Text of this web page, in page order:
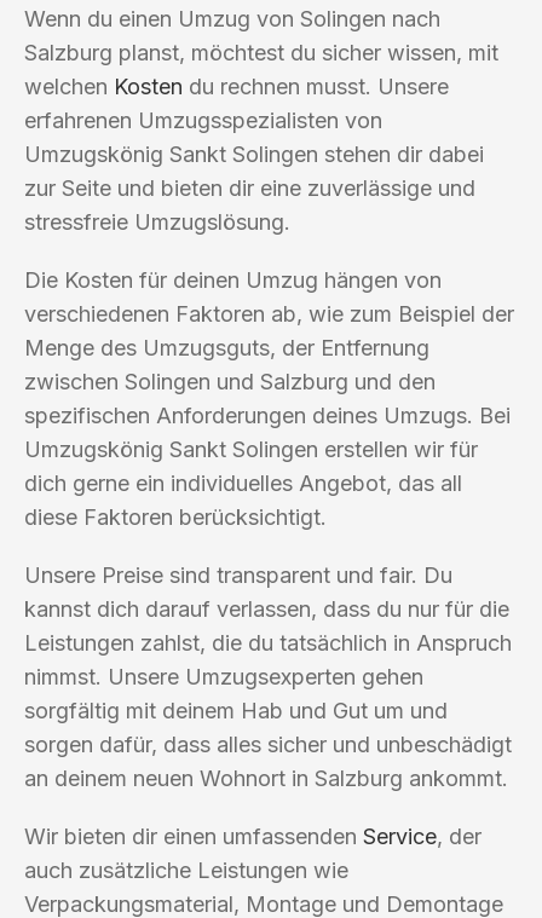
Wenn du einen Umzug von Solingen nach
Salzburg planst, möchtest du sicher wissen, mit
welchen Kosten du rechnen musst. Unsere
erfahrenen Umzugsspezialisten von
Umzugskönig Sankt Solingen stehen dir dabei
zur Seite und bieten dir eine zuverlässige und
stressfreie Umzugslösung.
Die Kosten für deinen Umzug hängen von
verschiedenen Faktoren ab, wie zum Beispiel der
Menge des Umzugsguts, der Entfernung
zwischen Solingen und Salzburg und den
spezifischen Anforderungen deines Umzugs. Bei
Umzugskönig Sankt Solingen erstellen wir für
dich gerne ein individuelles Angebot, das all
diese Faktoren berücksichtigt.
Unsere Preise sind transparent und fair. Du
kannst dich darauf verlassen, dass du nur für die
Leistungen zahlst, die du tatsächlich in Anspruch
nimmst. Unsere Umzugsexperten gehen
sorgfältig mit deinem Hab und Gut um und
sorgen dafür, dass alles sicher und unbeschädigt
an deinem neuen Wohnort in Salzburg ankommt.
Wir bieten dir einen umfassenden Service, der
auch zusätzliche Leistungen wie
Verpackungsmaterial, Montage und Demontage